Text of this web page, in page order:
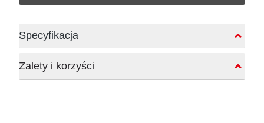
Specyfikacja
Zalety i korzyści